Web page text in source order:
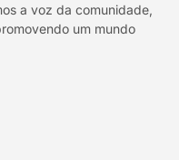
a voz da comunidade,
um mundo